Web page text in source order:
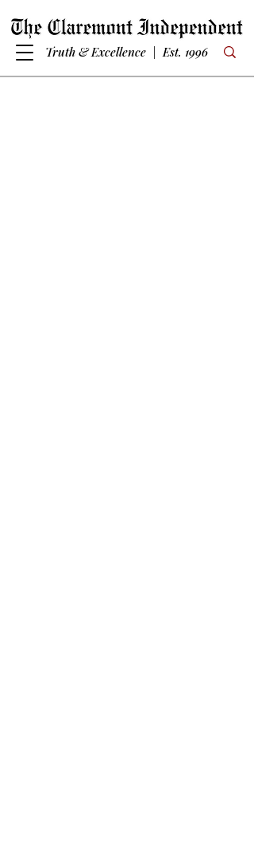
Truth & Excellence | Est. 1996